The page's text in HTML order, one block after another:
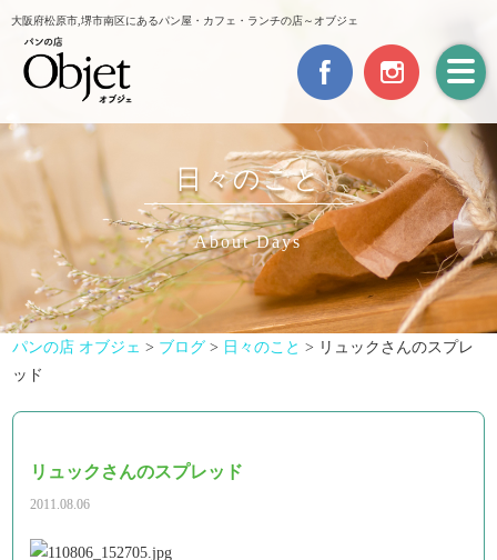
大阪府松原市,堺市南区にあるパン屋・カフェ・ランチの店～オブジェ
日々のこと
About Days
パンの店 オブジェ > ブログ > 日々のこと > リュックさんのスプレ
ッド
リュックさんのスプレッド
2011.08.06